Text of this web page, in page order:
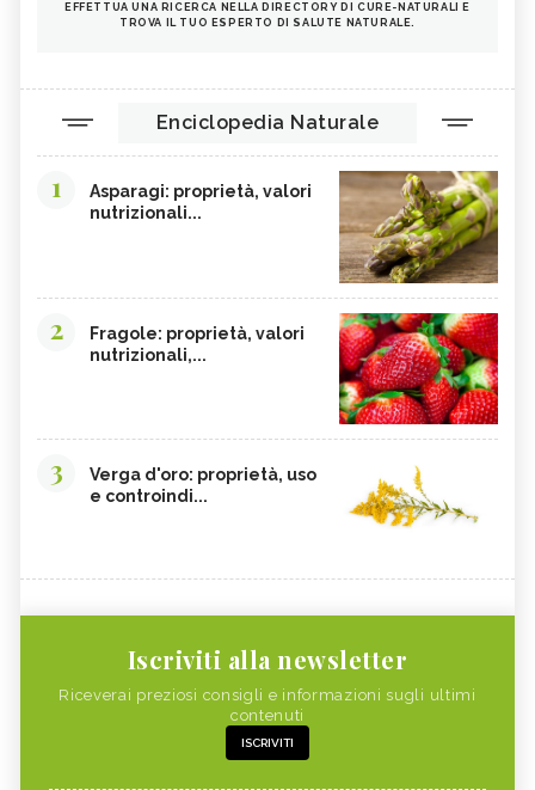
EFFETTUA UNA RICERCA NELLA DIRECTORY DI CURE-NATURALI E
TROVA IL TUO ESPERTO DI SALUTE NATURALE.
Enciclopedia Naturale
1
Asparagi: proprietà, valori
nutrizionali...
2
Fragole: proprietà, valori
nutrizionali,...
3
Verga d'oro: proprietà, uso
e controindi...
Iscriviti alla newsletter
Riceverai preziosi consigli e informazioni sugli ultimi
contenuti
ISCRIVITI